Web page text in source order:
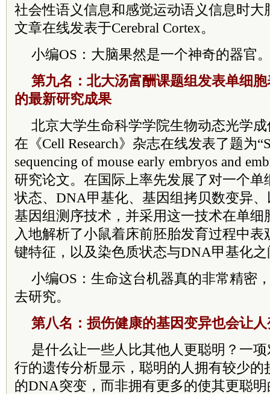
社会性语义信息和感觉运动语义信息时大
文章在线发表于Cerebral Cortex。
小编OS：大脑果然是一个神奇的器官
第九名：北大汤富酬课题组发表单细
的最新研究成果
北京大学生命科学学院生物动态光学
在《Cell Research》杂志在线发表了题为
sequencing of mouse early embryos and
研究论文。在国际上率先发展了对一个单
状态、DNA甲基化、基因组拷贝数变异
基因组测序技术，并采用这一技术在单细
入地解析了小鼠着床前胚胎发育过程中
键特征，以及染色质状态与DNA甲基化
小编OS：生命这台机器真的非常精密
去研究。
第八名：损伤健康的基因变异也会让
是什么让一些人比其他人更聪明？一
行的遗传分析显示，聪明的人拥有较少的
的DNA突变，而非拥有更多的使其更聪